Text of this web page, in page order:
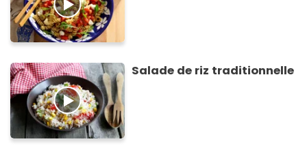
Salade de riz traditionnelle